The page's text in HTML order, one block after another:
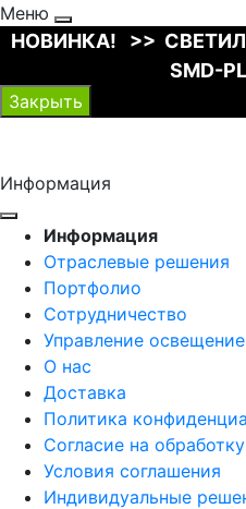
Меню
НОВИНКА! >>
SMD-
Закрыть
Информация
Информация
Отраслевые решения
Портфолио
Сотрудничество
Управление
О нас
Доставка
Политика
Согласие на
Условия соглашения
Индивидуальные